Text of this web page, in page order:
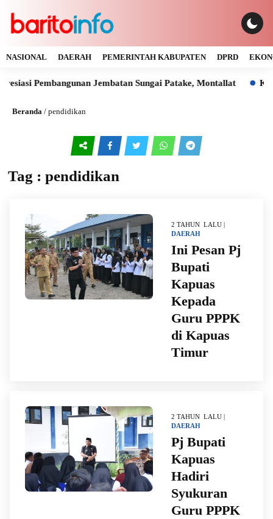
NASIONAL DAERAH PEMERINTAH KABUPATEN DPRD
Pembangunan Jembatan Sungai Patake, Montallat
Beranda / pendidikan
Tag : pendidikan
2 TAHUN LALU |
DAERAH
Ini Pesan Pj
Bupati
Kapuas
Kepada
Guru PPPK
di Kapuas
Timur
2 TAHUN LALU |
DAERAH
Pj Bupati
Kapuas
Hadiri
Syukuran
Guru PPPK